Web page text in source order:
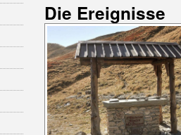
Die Ereignisse